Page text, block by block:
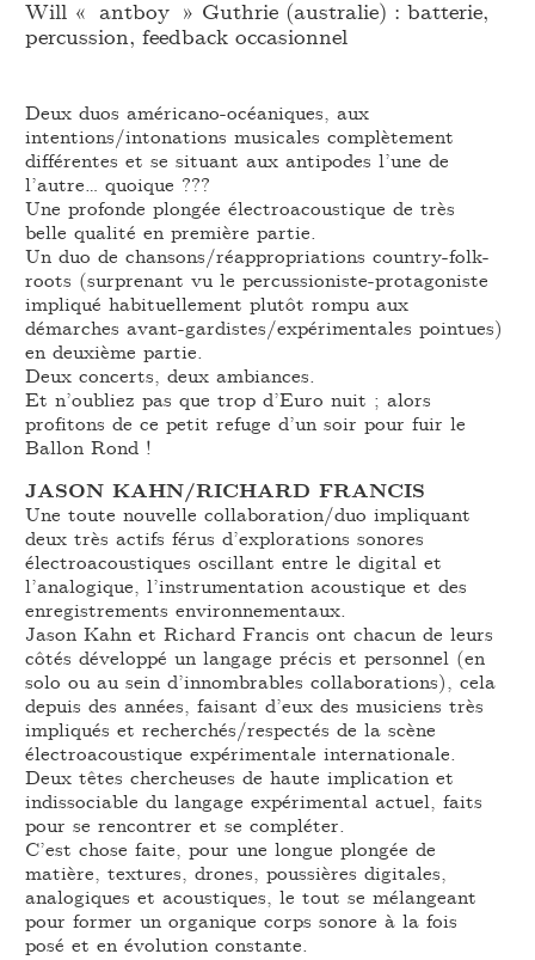
Will « antboy » Guthrie (australie) : batterie,
percussion, feedback occasionnel
Deux duos américano-océaniques, aux
intentions/intonations musicales complètement
différentes et se situant aux antipodes l’une de
l’autre… quoique ???
Une profonde plongée électroacoustique de très
belle qualité en première partie.
Un duo de chansons/réappropriations country-folk-
roots (surprenant vu le percussioniste-protagoniste
impliqué habituellement plutôt rompu aux
démarches avant-gardistes/expérimentales pointues)
en deuxième partie.
Deux concerts, deux ambiances.
Et n’oubliez pas que trop d’Euro nuit ; alors
profitons de ce petit refuge d’un soir pour fuir le
Ballon Rond !
JASON KAHN/RICHARD FRANCIS
Une toute nouvelle collaboration/duo impliquant
deux très actifs férus d’explorations sonores
électroacoustiques oscillant entre le digital et
l’analogique, l’instrumentation acoustique et des
enregistrements environnementaux.
Jason Kahn et Richard Francis ont chacun de leurs
côtés développé un langage précis et personnel (en
solo ou au sein d’innombrables collaborations), cela
depuis des années, faisant d’eux des musiciens très
impliqués et recherchés/respectés de la scène
électroacoustique expérimentale internationale.
Deux têtes chercheuses de haute implication et
indissociable du langage expérimental actuel, faits
pour se rencontrer et se compléter.
C’est chose faite, pour une longue plongée de
matière, textures, drones, poussières digitales,
analogiques et acoustiques, le tout se mélangeant
pour former un organique corps sonore à la fois
posé et en évolution constante.